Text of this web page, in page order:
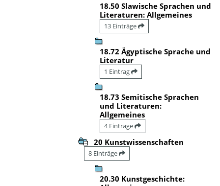
18.50 Slawische Sprachen und
Literaturen: Allgemeines
13 Einträge
18.72 Ägyptische Sprache und
Literatur
1 Eintrag
18.73 Semitische Sprachen
und Literaturen:
Allgemeines
4 Einträge
20 Kunstwissenschaften
8 Einträge
20.30 Kunstgeschichte: